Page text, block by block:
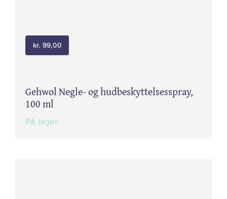
kr. 99,00
Gehwol Negle- og hudbeskyttelsesspray,
100 ml
På lager